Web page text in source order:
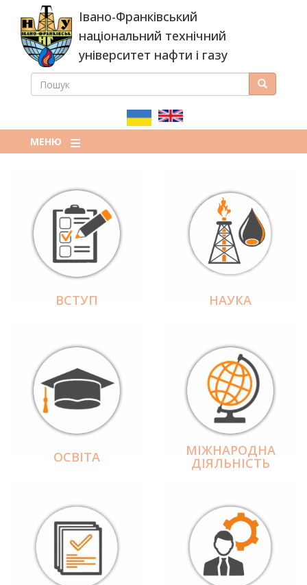
основного
вмісту
Івано-Франківський
національний технічний
університет нафти і газу
ПОШУКОВА
ПОШУК Пошук
МЕНЮ
ВСТУП НАУКА
ОСВІТА МІЖНАРОДНА
ДІЯЛЬНІCТЬ